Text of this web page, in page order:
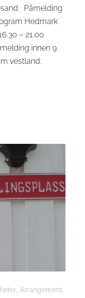
Påmelding
Hedmark
– 21.00
innen 9.
vestland:
Arrangement